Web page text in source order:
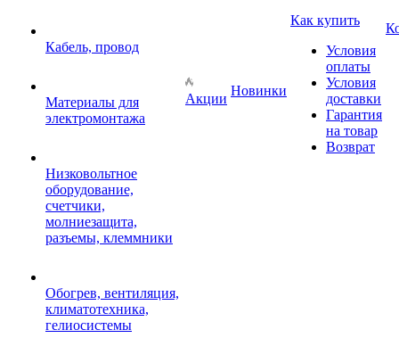
Кабель, провод
Материалы для
электромонтажа
Низковольтное
оборудование,
счетчики,
молниезащита,
разъемы, клеммники
Обогрев, вентиляция,
климатотехника,
гелиосистемы
Акции
Новинки
Как купить
Условия
оплаты
Условия
доставки
Гарантия
на товар
Возврат